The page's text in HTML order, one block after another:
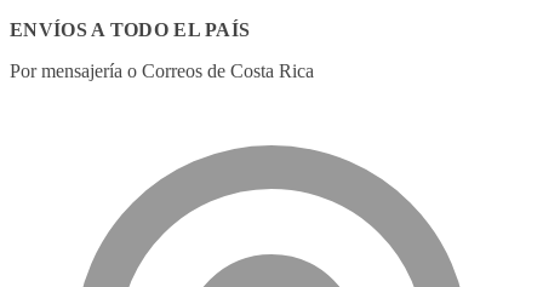
ENVÍOS A TODO EL PAÍS
Por mensajería o Correos de Costa Rica